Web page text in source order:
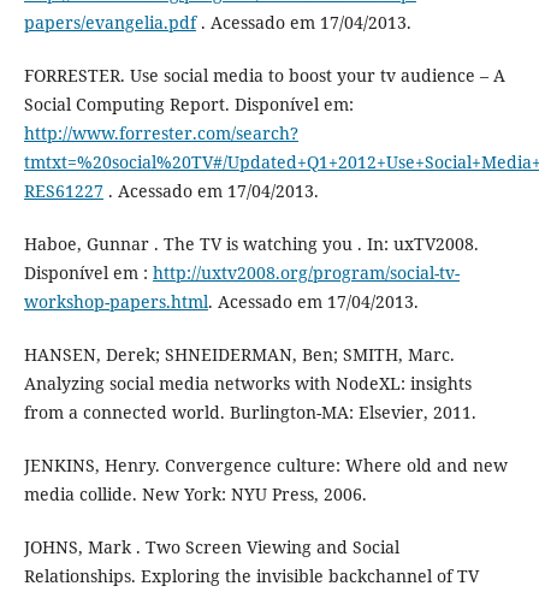
papers/evangelia.pdf. Acessado em 17/04/2013.
FORRESTER. Use social media to boost your tv audience – A
Social Computing Report. Disponível em:
http://www.forrester.com/search?
tmtxt=%20social%20TV#/
RES61227. Acessado em 17/04/2013.
Haboe, Gunnar . The TV is watching you . In: uxTV2008.
Disponível em : http://uxtv2008.org/program/social-tv-
workshop-papers.html. Acessado em 17/04/2013.
HANSEN, Derek; SHNEIDERMAN, Ben; SMITH, Marc.
Analyzing social media networks with NodeXL: insights
from a connected world. Burlington-MA: Elsevier, 2011.
JENKINS, Henry. Convergence culture: Where old and new
media collide. New York: NYU Press, 2006.
JOHNS, Mark . Two Screen Viewing and Social
Relationships. Exploring the invisible backchannel of TV